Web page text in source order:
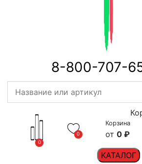
8-800-707-
0
0
Корзина
0 ₽
КАТАЛОГ